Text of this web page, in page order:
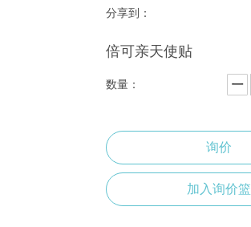
分享到：
倍可亲天使贴
数量：
询价
加入询价篮